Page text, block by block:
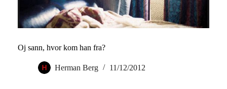
Oj sann, hvor kom han fra?
Herman Berg 11/12/2012